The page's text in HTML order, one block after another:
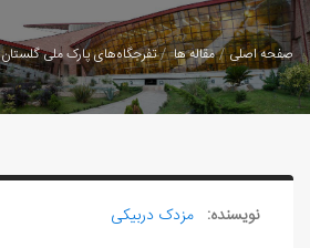
صفحه اصلی مقاله ها تفرجگاه‌های پارک ملی گلستان
نویسنده: مزدک دربیکی